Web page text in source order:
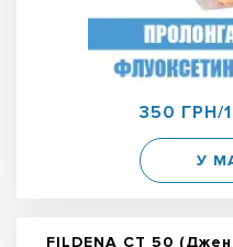
350 ГРН/
У
FILDENA CT 50